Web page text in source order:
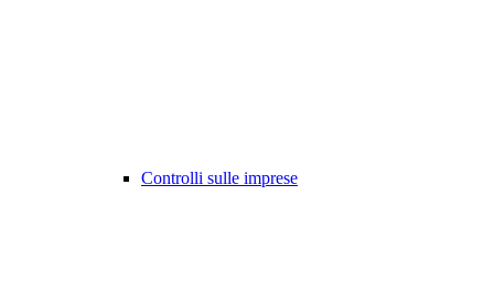
Controlli sulle imprese